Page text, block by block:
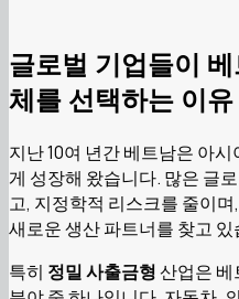
글로벌 기업들이
체를 선택하는 이유
지난 10여 년간 베트남은 아
게 성장해 왔습니다. 많은 글
고, 지정학적 리스크를 줄이
새로운 생산 파트너를 찾고 있
특히 정밀 사출금형산업은 베